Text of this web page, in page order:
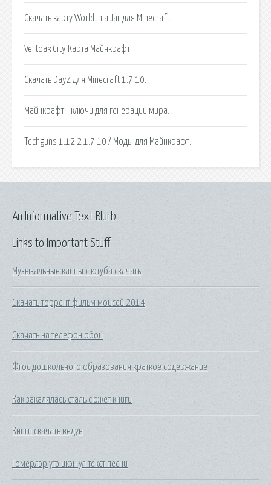
Скачать карту World in a Jar для Minecraft.
Vertoak City Карта Майнкрафт.
Скачать DayZ для Minecraft 1.7.10.
Майнкрафт - ключи для генерации мира.
Techguns 1.12.2 1.7.10 / Моды для Майнкрафт.
Links to Important Stuff
Музыкальные клипы с ютуба скачать
Скачать торрент фильм моисей 2014
Скачать на телефон обои
Фгос дошкольного образования краткое содержание
Как закалялась сталь сюжет книги
Книги скачать ведун
Гомерлэр утэ икэн ул текст песни
An Informative Text Blurb